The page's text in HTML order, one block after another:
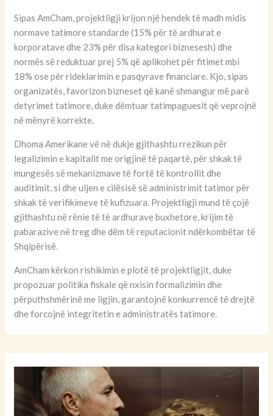
Sipas AmCham, projektligji krijon një hendek të madh midis
normave tatimore standarde (15% për të ardhurat e
korporatave dhe 23% për disa kategori biznesesh) dhe
normës së reduktuar prej 5% që aplikohet për fitimet mbi
18% ose për rideklarimin e pasqyrave financiare. Kjo, sipas
organizatës, favorizon bizneset që kanë shmangur më parë
detyrimet tatimore, duke dëmtuar tatimpaguesit që veprojnë
në mënyrë korrekte.
Dhoma Amerikane vë në dukje gjithashtu rrezikun për
legalizimin e kapitalit me origjinë të paqartë, për shkak të
mungesës së mekanizmave të fortë të kontrollit dhe
auditimit, si dhe uljen e cilësisë së administrimit tatimor për
shkak të verifikimeve të kufizuara. Projektligji mund të çojë
gjithashtu në rënie të të ardhurave buxhetore, krijim të
pabarazive në treg dhe dëm të reputacionit ndërkombëtar të
Shqipërisë.
AmCham kërkon rishikimin e plotë të projektligjit, duke
propozuar politika fiskale që nxisin formalizimin dhe
përputhshmërinë me ligjin, garantojnë konkurrencë të drejtë
dhe forcojnë integritetin e administratës tatimore.